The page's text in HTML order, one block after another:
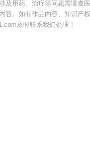
及用药、治疗等问题需谨遵
容。如有作品内容、知识产
及时联系我们处理！